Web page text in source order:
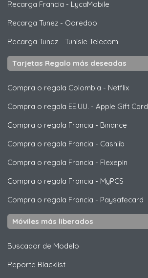
Recarga Francia - LycaMobile
Recarga Tunez - Ooredoo
Recarga Tunez - Tunisie Telecom
Tarjetas Regalo más deseadas
Compra o regala Colombia - Netflix
Compra o regala EE.UU. - Apple Gift Card
Compra o regala Francia - Binance
Compra o regala Francia - Cashlib
Compra o regala Francia - Flexepin
Compra o regala Francia - MyPCS
Compra o regala Francia - Paysafecard
Móviles más liberados
Buscador de Modelo
Reporte Blacklist